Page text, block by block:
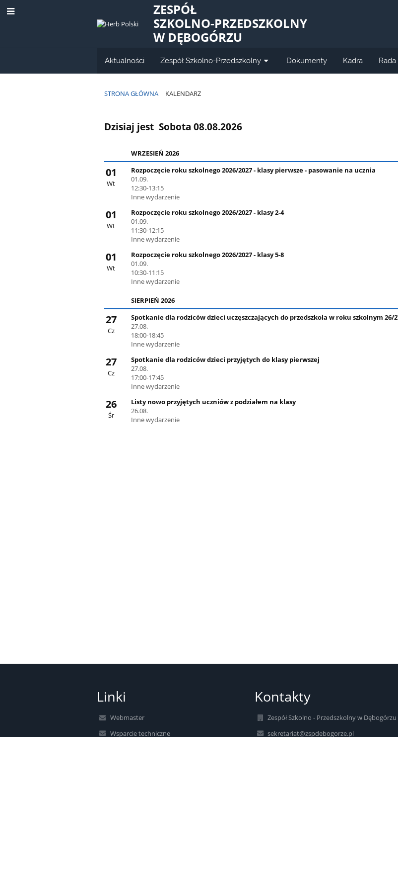
ZESPÓŁ
SZKOLNO-PRZEDSZKOLNY
W DĘBOGÓRZU
Aktualności Zespół Szkolno-Przedszkolny Dokumenty Kadra
STRONA GŁÓWNA KALENDARZ
Kalendarz
Dzisiaj jest Sobota 08.08.2026
WRZESIEŃ 2026
01
Wt
Rozpoczęcie roku szkolnego 2026/2027 - klasy pierwsze - pasowanie na ucznia
01.09.
12:30-13:15
Inne wydarzenie
01
Wt
Rozpoczęcie roku szkolnego 2026/2027 - klasy 2-4
01.09.
11:30-12:15
Inne wydarzenie
01
Wt
Rozpoczęcie roku szkolnego 2026/2027 - klasy 5-8
01.09.
10:30-11:15
Inne wydarzenie
SIERPIEŃ 2026
27
Cz
Spotkanie dla rodziców dzieci uczęszczających do przedszkola w roku szkolnym 26/
27.08.
18:00-18:45
Inne wydarzenie
27
Cz
Spotkanie dla rodziców dzieci przyjętych do klasy pierwszej
27.08.
17:00-17:45
Inne wydarzenie
26
Śr
Listy nowo przyjętych uczniów z podziałem na klasy
26.08.
Inne wydarzenie
Linki
Webmaster
Wsparcie techniczne
Kontakty
Zespół Szkolno - Przedszkolny w Dębogórzu
sekretariat@zspdebogorze.pl